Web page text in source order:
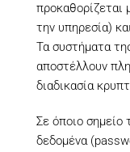
προκαθορίζεται
την υπηρεσία)
Τα συστήματα
αποστέλλουν
διαδικασία
Σε όποιο σημείο
δεδομένα